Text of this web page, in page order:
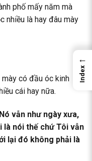
phố mấy năm mà
nhiều là hay đâu mày
có đầu óc kinh
cái hay nữa.
vẫn như ngày xưa,
là nói thế chứ Tôi vẫn
lại đó không phải là
←
Index